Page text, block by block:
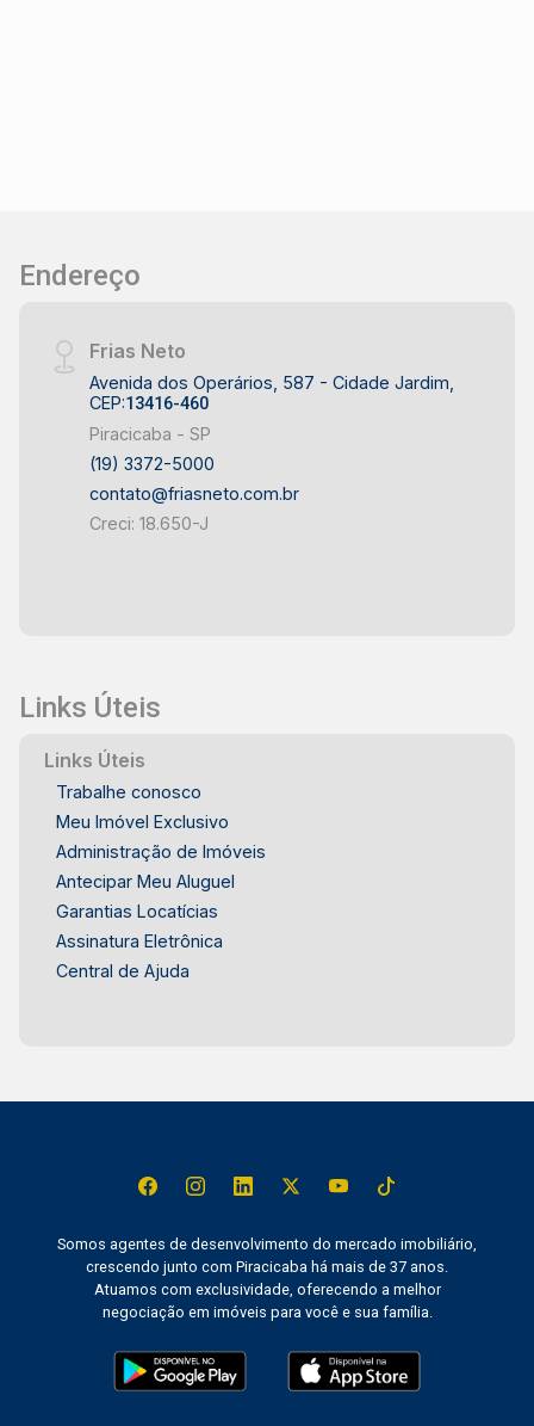
Endereço
Frias Neto
Avenida dos Operários, 587 - Cidade Jardim,
CEP:13416-460
Piracicaba - SP
(19) 3372-5000
contato@friasneto.com.br
Creci: 18.650-J
Links Úteis
Links Úteis
Trabalhe conosco
Meu Imóvel Exclusivo
Administração de Imóveis
Antecipar Meu Aluguel
Garantias Locatícias
Assinatura Eletrônica
Central de Ajuda
Somos agentes de desenvolvimento do mercado imobiliário,
crescendo junto com Piracicaba há mais de 37 anos.
Atuamos com exclusividade, oferecendo a melhor
negociação em imóveis para você e sua família.